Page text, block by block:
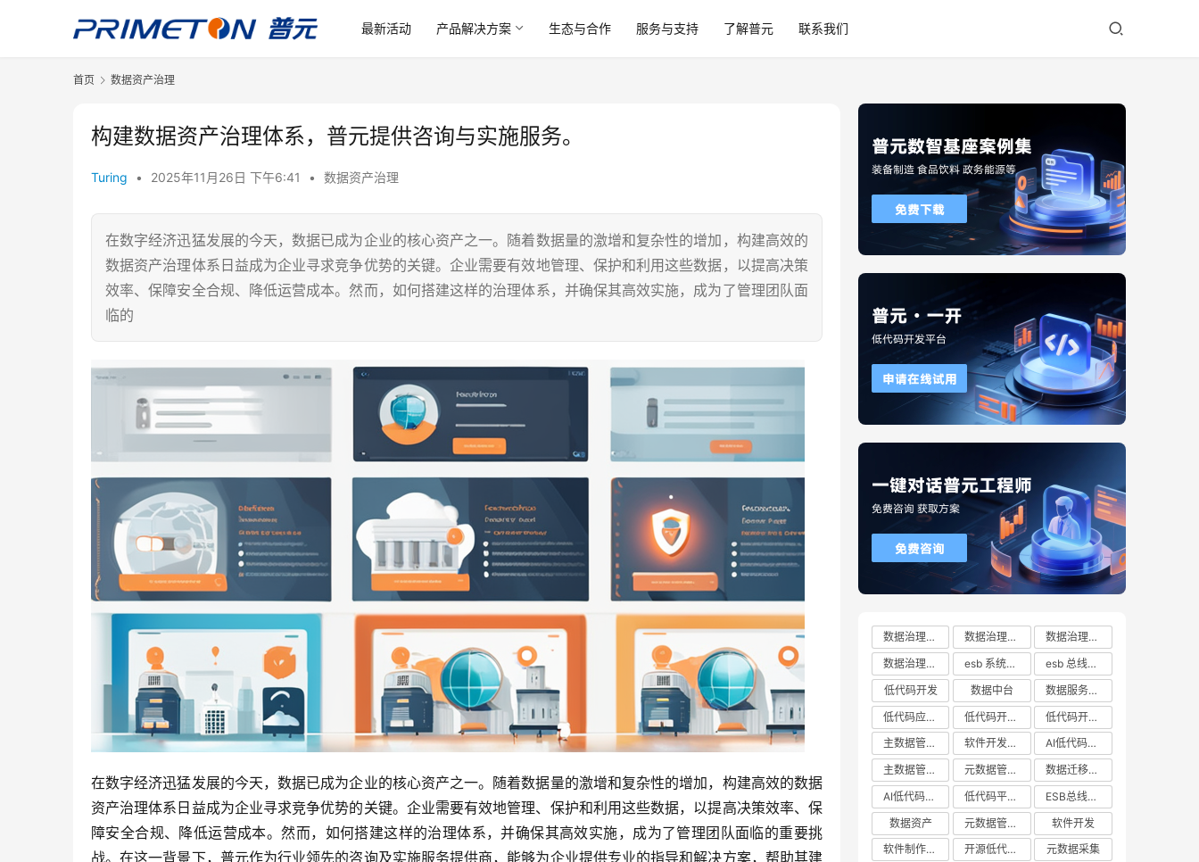
最新活动 产品解决方案 生态与合作 服务与支持 了解普元 联系我们
首页 数据资产治理
构建数据资产治理体系，普元提供咨询与实施服务。
Turing • 2025年11月26日 下午6:41 • 数据资产治理
在数字经济迅猛发展的今天，数据已成为企业的核心资产之一。随着数据量的激增和复杂性的增加，构建高效的
数据资产治理体系日益成为企业寻求竞争优势的关键。企业需要有效地管理、保护和利用这些数据，以提高决策
效率、保障安全合规、降低运营成本。然而，如何搭建这样的治理体系，并确保其高效实施，成为了管理团队面
临的
在数字经济迅猛发展的今天，数据已成为企业的核心资产之一。随着数据量的激增和复杂性的增加，构建高效的数据
资产治理体系日益成为企业寻求竞争优势的关键。企业需要有效地管理、保护和利用这些数据，以提高决策效率、保
障安全合规、降低运营成本。然而，如何搭建这样的治理体系，并确保其高效实施，成为了管理团队面临的重要挑
战。在这一背景下，普元作为行业领先的咨询及实施服务提供商，能够为企业提供专业的指导和解决方案，帮助其建
数据治理方案 数据治理方案哪家好
数据治理方案有哪些
数据治理方案推荐
esb 系统都有哪些
esb 总线十大厂商排行榜
低代码开发
数据中台
数据服务总线
低代码应用平台
低代码开发云平台
低代码开发平台
主数据管理系统
软件开发平台
AI低代码开发
主数据管理平台
元数据管理系统
数据迁移工具
AI低代码开发云平台
低代码平台哪家好
ESB总线技术
数据资产
元数据管理系统哪家好
软件开发
软件制作平台
开源低代码平台
元数据采集